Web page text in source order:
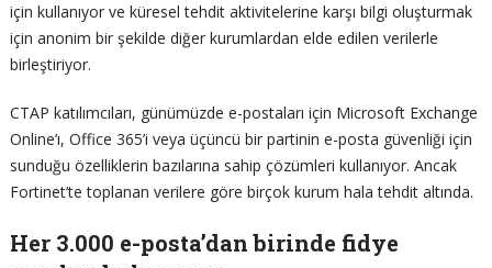
için kullanıyor ve küresel tehdit aktivitelerine karşı bilgi oluşturmak
için anonim bir şekilde diğer kurumlardan elde edilen verilerle
birleştiriyor.
CTAP katılımcıları, günümüzde e-postaları için Microsoft Exchange
Online’ı, Office 365’i veya üçüncü bir partinin e-posta güvenliği için
sunduğu özelliklerin bazılarına sahip çözümleri kullanıyor. Ancak
Fortinet’te toplanan verilere göre birçok kurum hala tehdit altında.
Her 3.000 e-posta’dan birinde fidye